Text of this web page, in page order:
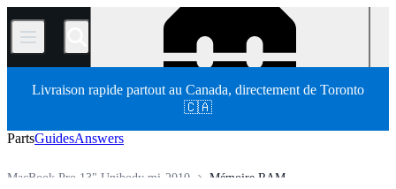
/
Livraison rapide partout au Canada, directement de Toronto
🇨🇦
PartsGuidesAnswers
Mémoire RAM
MacBook Pro 13" Unibody mi-2010